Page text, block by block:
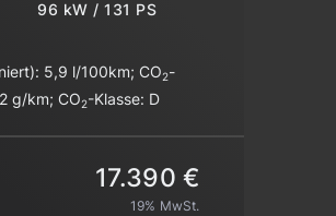
96 kW / 131 PS
5,9 l/100km; CO2-
g/km; CO2-Klasse: D
17.390 €
19% MwSt.